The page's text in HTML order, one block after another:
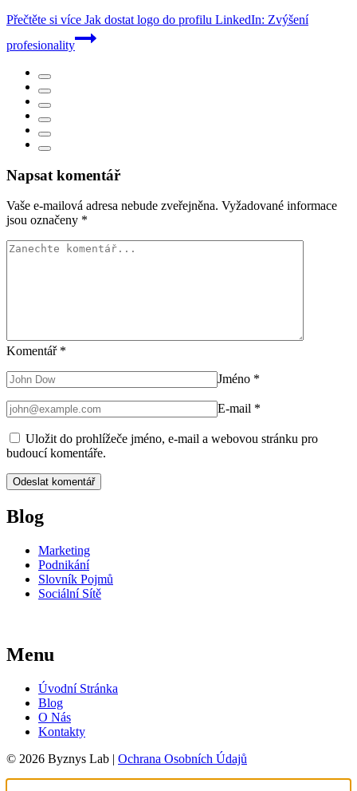
Přečtěte si více Jak dostat logo do profilu LinkedIn: Zvýšení
profesionality
Napsat komentář
Vaše e-mailová adresa nebude zveřejněna. Vyžadované informace
jsou označeny *
Komentář *
Jméno *
E-mail *
Uložit do prohlížeče jméno, e-mail a webovou stránku pro
budoucí komentáře.
Blog
Marketing
Podnikání
Slovník Pojmů
Sociální Sítě
Menu
Úvodní Stránka
Blog
O Nás
Kontakty
© 2026 Byznys Lab | Ochrana Osobních Údajů